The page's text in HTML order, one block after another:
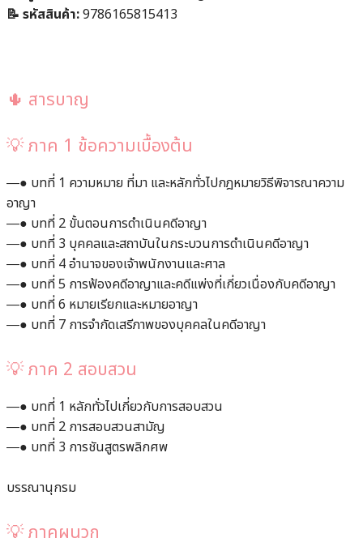
📝 รหัสสินค้า:9786165815413
🌵 สารบาญ
💡 ภาค 1 ข้อความเบื้องต้น
―● บทที่ 1 ความหมาย ที่มา และหลักทั่วไปกฎหมายวิธีพิจารณาความ
อาญา
―● บทที่ 2 ขั้นตอนการดำเนินคดีอาญา
―● บทที่ 3 บุคคลและสถาบันในกระบวนการดำเนินคดีอาญา
―● บทที่ 4 อำนาจของเจ้าพนักงานและศาล
―● บทที่ 5 การฟ้องคดีอาญาและคดีแพ่งที่เกี่ยวเนื่องกับคดีอาญา
―● บทที่ 6 หมายเรียกและหมายอาญา
―● บทที่ 7 การจำกัดเสรีภาพของบุคคลในคดีอาญา
💡 ภาค 2 สอบสวน
―● บทที่ 1 หลักทั่วไปเกี่ยวกับการสอบสวน
―● บทที่ 2 การสอบสวนสามัญ
―● บทที่ 3 การชันสูตรพลิกศพ
บรรณานุกรม
💡 ภาคผนวก